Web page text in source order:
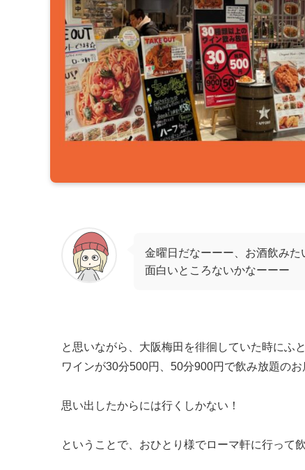
金曜日だなーーー、お酒飲みた
面白いところないかなーーー
と思いながら、大阪梅田を徘徊していた時にふ
ワインが30分500円、50分900円で飲み放題のお
思い出したからには行くしかない！
ということで、おひとり様でローマ軒に行って